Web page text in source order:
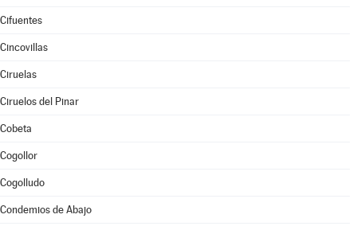
Cifuentes
Cincovillas
Ciruelas
Ciruelos del Pinar
Cobeta
Cogollor
Cogolludo
Condemios de Abajo